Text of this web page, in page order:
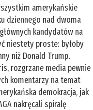
amerykańskie
dziennego nad dwoma
kandydatów na
niestety proste: byłoby
niż Donald Trump.
rozgrzane media pewnie
komentarzy na temat
demokracja, jak
nakręcali spiralę